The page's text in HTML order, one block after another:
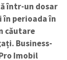
într-un dosar
în perioada în
căutare
Business-
Imobil